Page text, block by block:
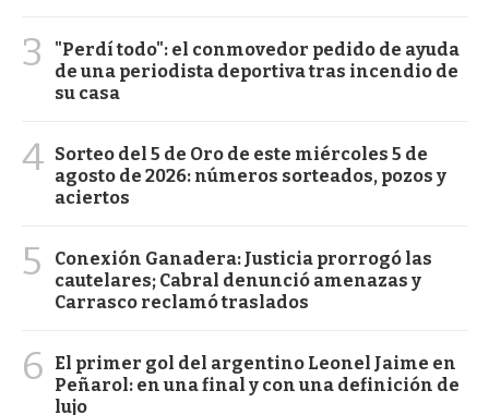
3
"Perdí todo": el conmovedor pedido de ayuda
de una periodista deportiva tras incendio de
su casa
4 Sorteo del 5 de Oro de este miércoles 5 de
agosto de 2026: números sorteados, pozos y
aciertos
5
Conexión Ganadera: Justicia prorrogó las
cautelares; Cabral denunció amenazas y
Carrasco reclamó traslados
6
El primer gol del argentino Leonel Jaime en
Peñarol: en una final y con una definición de
lujo